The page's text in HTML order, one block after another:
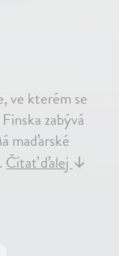
ve kterém se
zabývá
maďarské
Čítať ďalej↓